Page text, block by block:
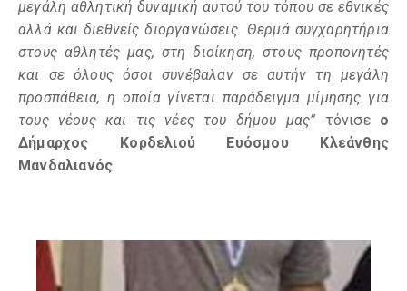
μεγάλη αθλητική δυναμική αυτού του τόπου σε εθνικές
αλλά και διεθνείς διοργανώσεις. Θερμά συγχαρητήρια
στους αθλητές μας, στη διοίκηση, στους προπονητές
και σε όλους όσοι συνέβαλαν σε αυτήν τη μεγάλη
προσπάθεια, η οποία γίνεται παράδειγμα μίμησης για
τους νέους και τις νέες του δήμου μας” τόνισε ο
Δήμαρχος Κορδελιού Ευόσμου Κλεάνθης
Μανδαλιανός.